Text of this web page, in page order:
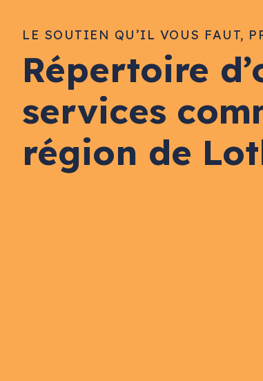
LE SOUTIEN QU’IL VOUS FAUT,
Répertoire
services
région de